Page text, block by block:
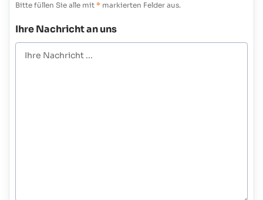
Bitte füllen Sie alle mit * markierten Felder aus.
Ihre Nachricht an uns